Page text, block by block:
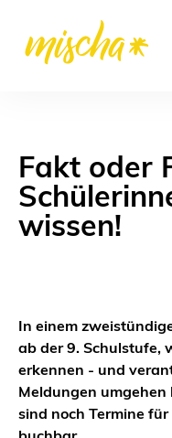
Fakt oder
wissen!
In einem
ab der 9. Schulstufe,
erkennen - und
Meldungen umgehen
sind noch Termine